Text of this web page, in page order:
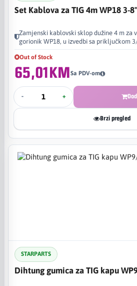
Set Kablova za TIG 4m WP18 3-
Zamjenski kablovski sklop dužine 4 m za
gorionik WP18, u izvedbi sa priključkom
Out of Stock
65,01KMSa PDV-om
- +
Brzi pregled
STARPARTS
Dihtung gumica za TIG kapu